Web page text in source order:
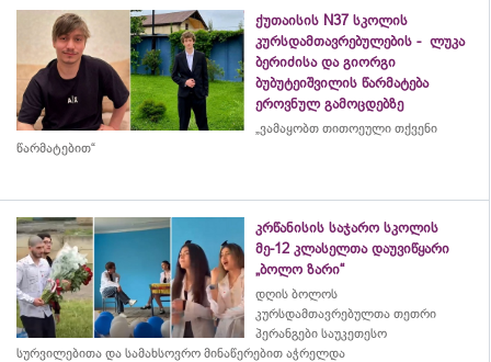
ქუთაისის N37 სკოლის
კურსდამთავრებულების - ლუკა
ბერიძისა და გიორგი
ბუბუტეიშვილის წარმატება
ეროვნულ გამოცდებზე
„ვამაყობთ თითოეული თქვენი
წარმატებით“
კრწანისის საჯარო სკოლის
მე-12 კლასელთა დაუვიწყარი
„ბოლო ზარი“
დღის ბოლოს
კურსდამთავრებულთა თეთრი
პერანგები საუკეთესო
სურვილებითა და სამახსოვრო მინაწერებით აჭრელდა